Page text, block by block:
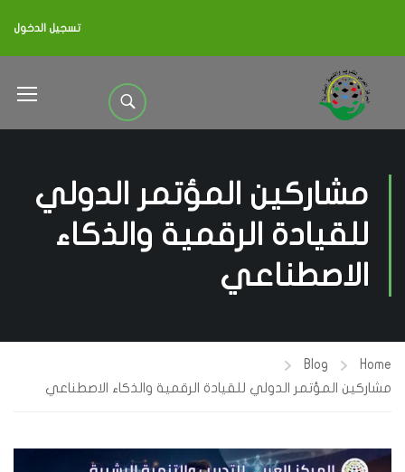
تسجيل الدخول
مشاركين المؤتمر الدولي
للقيادة الرقمية والذكاء
الاصطناعي
Home
Blog
مشاركين المؤتمر الدولي للقيادة الرقمية والذكاء الاصطناعي